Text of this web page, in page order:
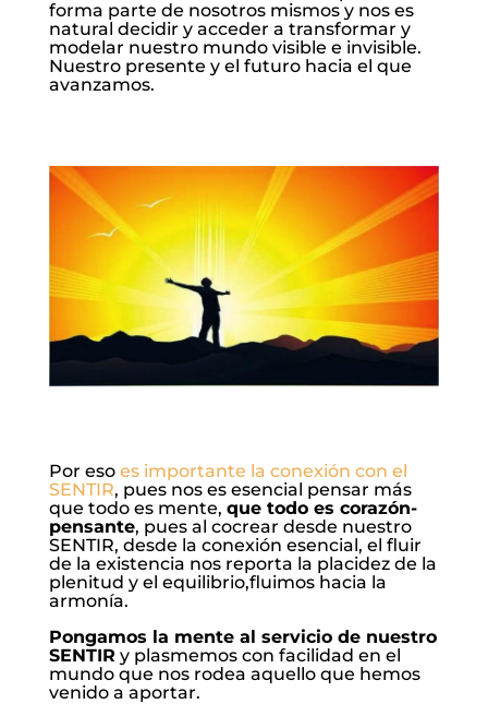
forma parte de nosotros mismos y nos es
natural decidir y acceder a transformar y
modelar nuestro mundo visible e invisible.
Nuestro presente y el futuro hacia el que
avanzamos.
Por eso es importante la conexión con el
SENTIR, pues nos es esencial pensar más
que todo es mente, que todo es corazón-
pensante, pues al cocrear desde nuestro
SENTIR, desde la conexión esencial, el fluir
de la existencia nos reporta la placidez de la
plenitud y el equilibrio,fluimos hacia la
armonía.
Pongamos la mente al servicio de nuestro
SENTIR y plasmemos con facilidad en el
mundo que nos rodea aquello que hemos
venido a aportar.